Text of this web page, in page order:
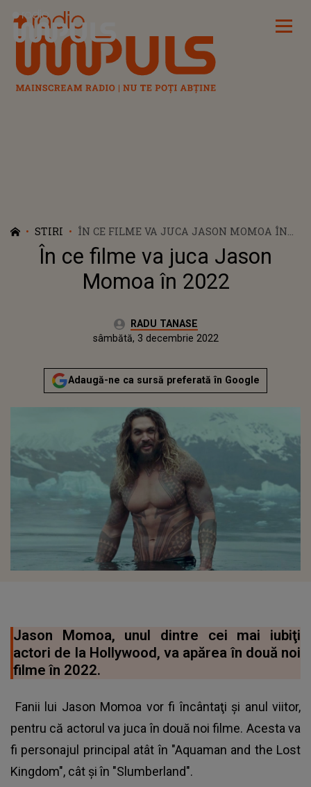
Radio Impuls
STIRI
ÎN CE FILME VA JUCA JASON MOMOA ÎN
2022
În ce filme va juca Jason
Momoa în 2022
Autor:RADU TANASE
luni, 6 decembrie 2021Actualizat:
sâmbătă, 3 decembrie 2022
Adaugă-ne ca sursă preferată în Google
Jason Momoa, unul dintre cei mai iubiţi
actori de la Hollywood, va apărea în două noi
filme în 2022.
Fanii lui Jason Momoa vor fi încântaţi şi anul viitor,
pentru că actorul va juca în două noi filme. Acesta va
fi personajul principal atât în "Aquaman and the Lost
Kingdom", cât şi în "Slumberland".